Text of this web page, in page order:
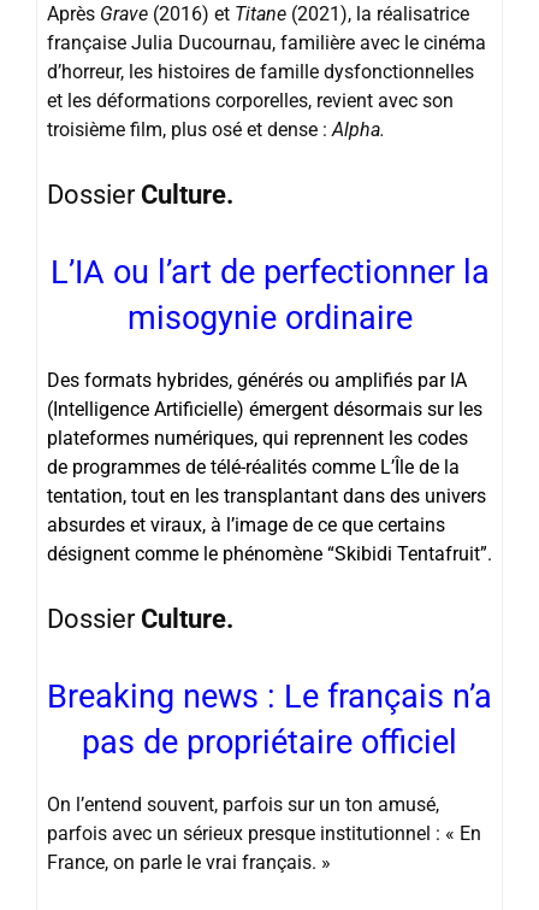
Après Grave (2016) et Titane (2021), la réalisatrice
française Julia Ducournau, familière avec le cinéma
d’horreur, les histoires de famille dysfonctionnelles
et les déformations corporelles, revient avec son
troisième film, plus osé et dense : Alpha.
Dossier Culture.
L’IA ou l’art de perfectionner la
misogynie ordinaire
Des formats hybrides, générés ou amplifiés par IA
(Intelligence Artificielle) émergent désormais sur les
plateformes numériques, qui reprennent les codes
de programmes de télé-réalités comme L’Île de la
tentation, tout en les transplantant dans des univers
absurdes et viraux, à l’image de ce que certains
désignent comme le phénomène “Skibidi Tentafruit”.
Dossier Culture.
Breaking news : Le français n’a
pas de propriétaire officiel
On l’entend souvent, parfois sur un ton amusé,
parfois avec un sérieux presque institutionnel : « En
France, on parle le vrai français. »